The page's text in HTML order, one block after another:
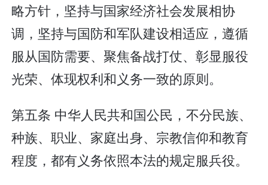
略方针，坚持与国家经济社会发展相协
调，坚持与国防和军队建设相适应，遵循
服从国防需要、聚焦备战打仗、彰显服役
光荣、体现权利和义务一致的原则。
第五条 中华人民共和国公民，不分民族、
种族、职业、家庭出身、宗教信仰和教育
程度，都有义务依照本法的规定服兵役。